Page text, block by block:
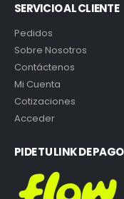
SERVICIO AL CLIENTE
Pedidos
Sobre Nosotros
Contáctenos
Mi Cuenta
Cotizaciones
Acceder
PIDE TU LINK DE PAGO